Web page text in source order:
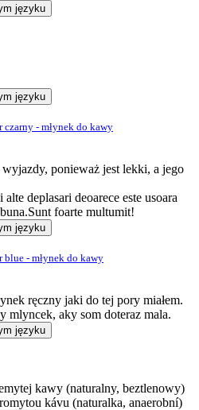
języku
języku
czarny - młynek do kawy
ponieważ jest lekki, a jego
deplasari deoarece este usoara
foarte multumit!
języku
blue - młynek do kawy
ręczny jaki do tej pory miałem.
mlyncek, aky som doteraz mala.
języku
kawy (naturalny, beztlenowy)
kávu (naturalka, anaerobní)